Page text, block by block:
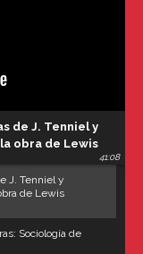
de J. Tenniel y
obra de Lewis
41:08
J. Tenniel y
de Lewis
Sociología de